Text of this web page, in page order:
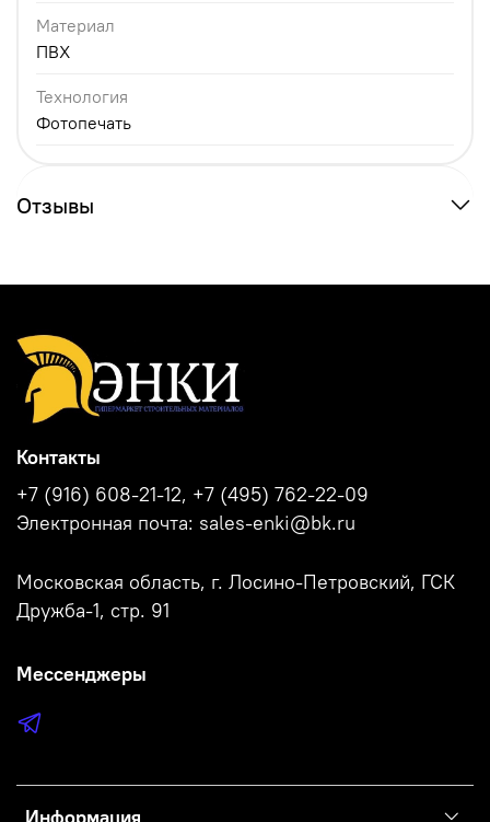
Материал
ПВХ
Технология
Фотопечать
Отзывы
Контакты
+7 (916) 608-21-12, +7 (495) 762-22-09
Электронная почта: sales-enki@bk.ru
Московская область, г. Лосино-Петровский, ГСК
Дружба-1, стр. 91
Мессенджеры